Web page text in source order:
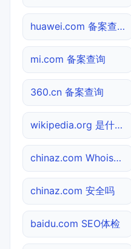
huawei.com 备案查询
mi.com 备案查询
360.cn 备案查询
wikipedia.org 是什么网站
chinaz.com Whois查询
chinaz.com 安全吗
baidu.com SEO体检